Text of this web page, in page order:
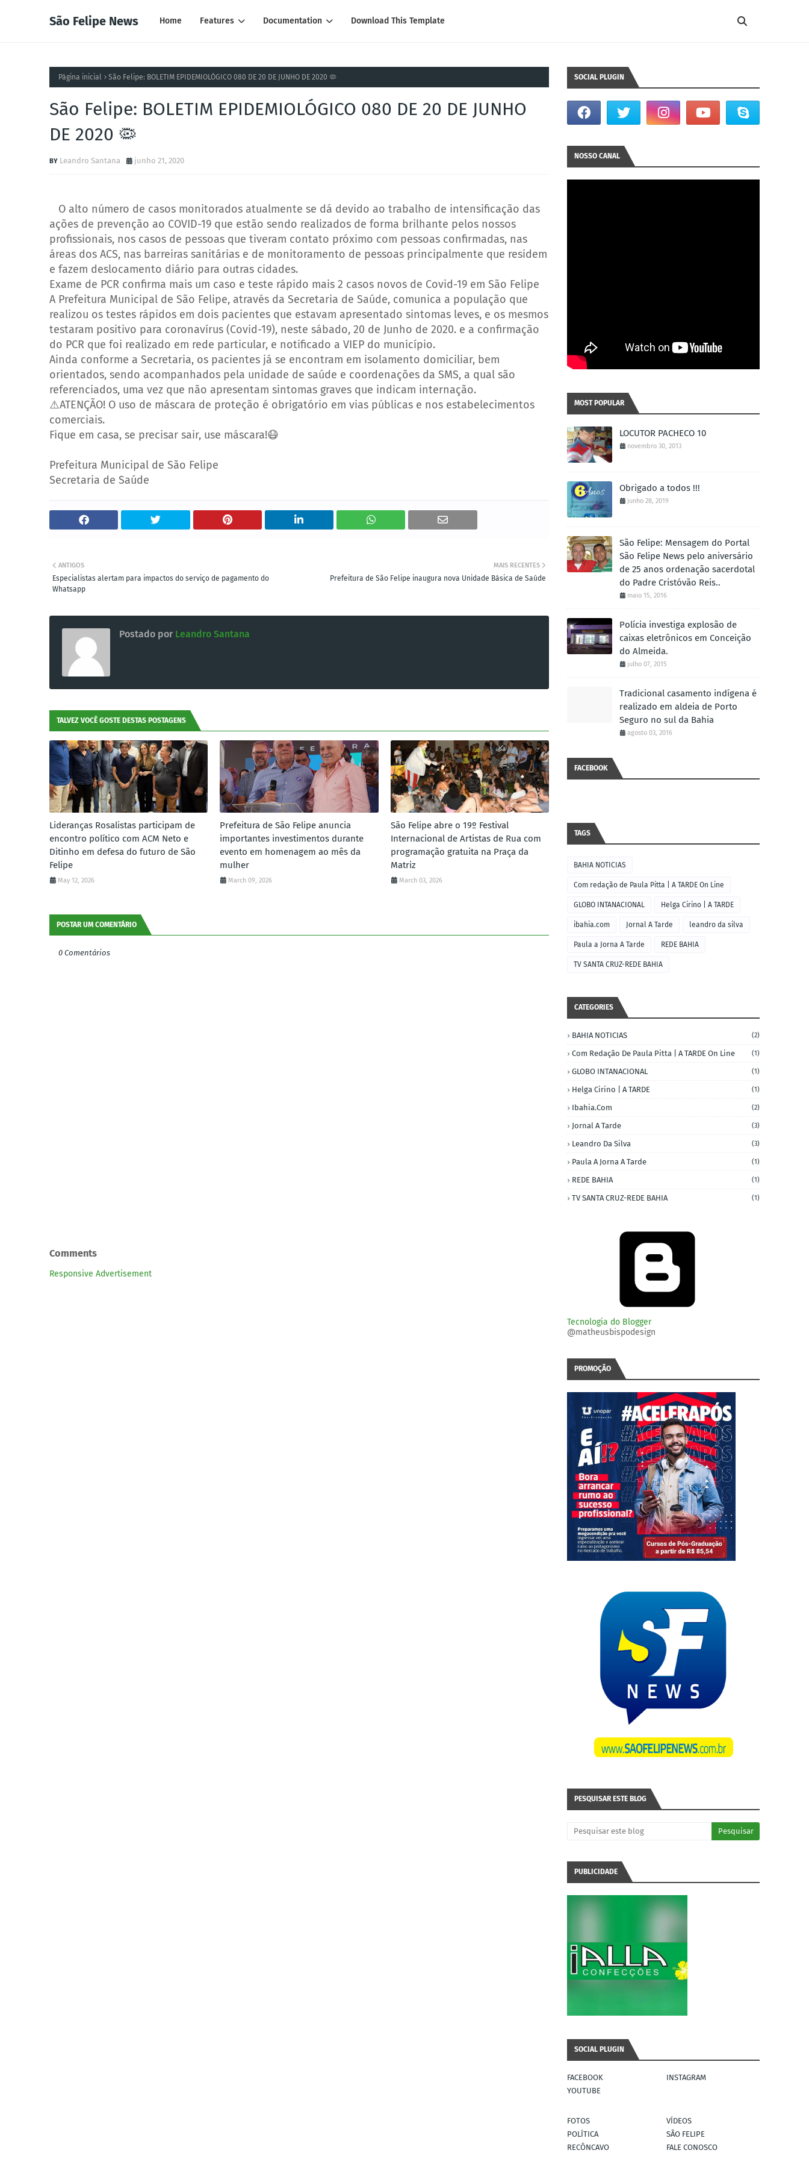
São Felipe News Home Features Documentation Download This Template
Página inicial São Felipe: BOLETIM EPIDEMIOLÓGICO 080 DE 20 DE JUNHO DE 2020 🦠
São Felipe: BOLETIM EPIDEMIOLÓGICO 080 DE 20 DE JUNHO
DE 2020 🦠
Leandro Santana junho 21, 2020
O alto número de casos monitorados atualmente se dá devido ao trabalho de intensificação das
ações de prevenção ao COVID-19 que estão sendo realizados de forma brilhante pelos nossos
profissionais, nos casos de pessoas que tiveram contato próximo com pessoas confirmadas, nas
áreas dos ACS, nas barreiras sanitárias e de monitoramento de pessoas principalmente que residem
e fazem deslocamento diário para outras cidades.
Exame de PCR confirma mais um caso e teste rápido mais 2 casos novos de Covid-19 em São Felipe
A Prefeitura Municipal de São Felipe, através da Secretaria de Saúde, comunica a população que
realizou os testes rápidos em dois pacientes que estavam apresentado sintomas leves, e os mesmos
testaram positivo para coronavírus (Covid-19), neste sábado, 20 de Junho de 2020. e a confirmação
do PCR que foi realizado em rede particular, e notificado a VIEP do município.
Ainda conforme a Secretaria, os pacientes já se encontram em isolamento domiciliar, bem
orientados, sendo acompanhados pela unidade de saúde e coordenações da SMS, a qual são
referenciados, uma vez que não apresentam sintomas graves que indicam internação.
⚠️ATENÇÃO! O uso de máscara de proteção é obrigatório em vias públicas e nos estabelecimentos
comerciais.
Fique em casa, se precisar sair, use máscara!😷
Prefeitura Municipal de São Felipe
Secretaria de Saúde
MAIS RECENTES
Prefeitura de São Felipe inaugura nova Unidade Básica de Saúde
ANTIGOS
Especialistas alertam para impactos do serviço de pagamento do
Whatsapp
Postado por Leandro Santana
TALVEZ VOCÊ GOSTE DESTAS POSTAGENS
Lideranças Rosalistas participam de
encontro político com ACM Neto e
Ditinho em defesa do futuro de São
Felipe
May 12, 2026
Prefeitura de São Felipe anuncia
importantes investimentos durante
evento em homenagem ao mês da
mulher
March 09, 2026
São Felipe abre o 19º Festival
Internacional de Artistas de Rua com
programação gratuita na Praça da
Matriz
March 03, 2026
POSTAR UM COMENTÁRIO
0 Comentários
Comments
Responsive Advertisement
SOCIAL PLUGIN
NOSSO CANAL
MOST POPULAR
LOCUTOR PACHECO 10
novembro 30, 2013
Obrigado a todos !!!
junho 28, 2019
São Felipe: Mensagem do Portal
São Felipe News pelo aniversário
de 25 anos ordenação sacerdotal
do Padre Cristóvão Reis..
maio 15, 2016
Polícia investiga explosão de
caixas eletrônicos em Conceição
do Almeida.
julho 07, 2015
Tradicional casamento indígena é
realizado em aldeia de Porto
Seguro no sul da Bahia
agosto 03, 2016
FACEBOOK
TAGS
BAHIA NOTICIAS
Com redação de Paula Pitta | A TARDE On Line
GLOBO INTANACIONAL Helga Cirino | A TARDE
ibahia.com Jornal A Tarde leandro da silva
Paula a Jorna A Tarde REDE BAHIA
TV SANTA CRUZ-REDE BAHIA
CATEGORIES
BAHIA NOTICIAS (2)
Com Redação De Paula Pitta | A TARDE On Line (1)
GLOBO INTANACIONAL (1)
Helga Cirino | A TARDE (1)
Ibahia.com (2)
Jornal A Tarde (3)
Leandro Da Silva (3)
Paula A Jorna A Tarde (1)
REDE BAHIA (1)
TV SANTA CRUZ-REDE BAHIA (1)
Tecnologia do Blogger
@matheusbispodesign
PROMOÇÃO
PESQUISAR ESTE BLOG
PUBLICIDADE
SOCIAL PLUGIN
FACEBOOK
INSTAGRAM
YOUTUBE
FOTOS
VÍDEOS
POLÍTICA
SÃO FELIPE
RECÔNCAVO
FALE CONOSCO